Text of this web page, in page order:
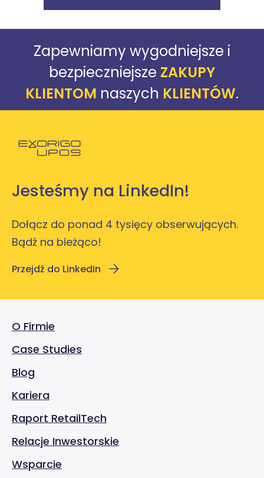
Zapewniamy wygodniejsze i
bezpieczniejsze ZAKUPY
KLIENTOM naszych KLIENTÓW.
Jesteśmy na LinkedIn!
Dołącz do ponad 4 tysięcy obserwujących.
Bądź na bieżąco!
Przejdź do LinkedIn
O Firmie
Case Studies
Blog
Kariera
Raport RetailTech
Relacje Inwestorskie
Wsparcie